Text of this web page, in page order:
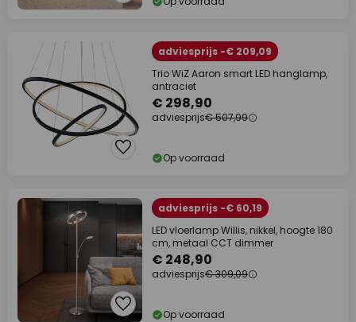
adviesprijs -€ 209,09
Trio WiZ Aaron smart LED hanglamp,
antraciet
€ 298,90
adviesprijs€ 507,99
Op voorraad
adviesprijs -€ 60,19
LED vloerlamp Willis, nikkel, hoogte 180
cm, metaal CCT dimmer
€ 248,90
adviesprijs€ 309,09
Op voorraad